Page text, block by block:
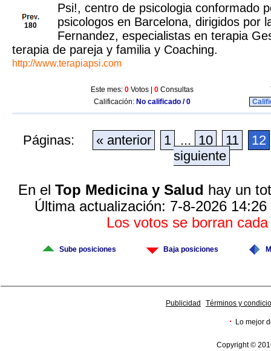
180
Psi!, centro de psicologia conformado
psicologos en Barcelona, dirigidos por
Fernandez, especialistas en terapia
terapia de pareja y familia y Coaching.
http://www.terapiapsi.com
Este mes: 0 Votos | 0 Consultas
Calificación: No calificado / 0
Páginas: « anterior 1 ... 10 11
12
siguiente
En el Top Medicina y Salud hay un
Última actualización: 7-8-2026
Los votos se borran
Sube posiciones Baja posiciones
Publicidad Términos y
· Lo mejor
Copyright ©